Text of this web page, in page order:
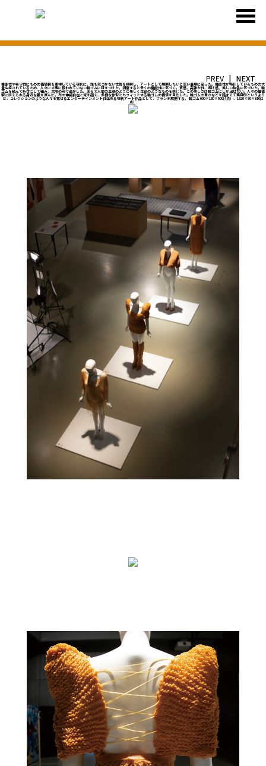
PREV NEXT
機能性や希少性にものの価値観を重視している現代に、誰も気づかない性質を模索し、アートとして展開したいと思い着想に至った。機能性が特化しているものの大
量生産されているため、人々に大事に扱われていない輪ゴムに目をつけた。洞察すると多くの機能性に気づく。質感、高弾力性、透け感、美しい飴色に気づいた。輪
ゴムを結んで糸状にして編み、太陽の光で透かした。まるで人間の血潮のように美しく生命のようなものを感じた。この美しさは輪ゴムにしか出せない。人々の価値
観に訴えられる身近な服を選んだ。布の伸縮自在に域を超え、多様な体型にもフィットする輪ゴムの価値を見出した。輪ゴムの重さなどを踏まえて実用的というより
は、コレクションのような人々を驚せるエンターテインメント性溢れる現代アート作品として、ブランド展開する。 輪ゴム 600×180×600(4点）、1820×90×910(2
点）